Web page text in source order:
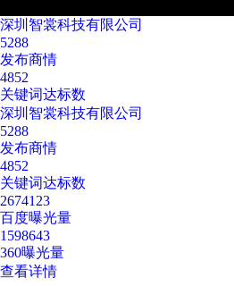
深圳智裳科技有限公司
5288
发布商情
4852
关键词达标数
深圳智裳科技有限公司
5288
发布商情
4852
关键词达标数
2674123
百度曝光量
1598643
360曝光量
查看详情